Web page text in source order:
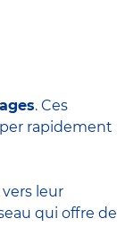
. Ces
rapidement
leur
qui offre de